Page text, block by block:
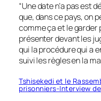
“Une date n’a pas est
que, dans ce pays, on
comme ça et le garder
présenter devant les
qui la procédure qui a
suivi les règles en la
Tshisekedi et le
prisonniers-Interview